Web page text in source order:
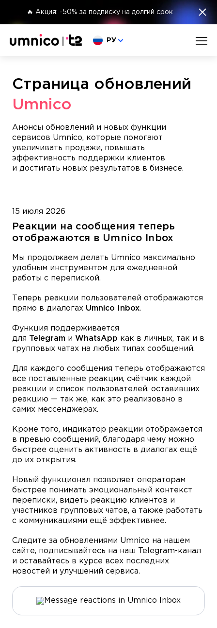
🔥 Акция: -50% за подписку на долгий срок ×
Выберите язык
РУ
Страница обновлений
Umnico
Анонсы обновлений и новых функции
сервисов Umnico, которые помогают
увеличивать продажи, повышать
эффективность поддержки клиентов
и достигать новых результатов в бизнесе.
15 июля 2026
Реакции на сообщения теперь
отображаются в Umnico Inbox
Мы продолжаем делать Umnico максимально
удобным инструментом для ежедневной
работы с перепиской.
Теперь реакции пользователей отображаются
прямо в диалогах Umnico Inbox.
Функция поддерживается
для
Telegram и WhatsApp как в личных, так и в
групповых чатах на любых типах сообщений.
Для каждого сообщения теперь отображаются
все поставленные реакции, счётчик каждой
реакции и список пользователей, оставивших
реакцию — так же, как это реализовано в
самих мессенджерах.
Кроме того, индикатор реакции отображается
в превью сообщений, благодаря чему можно
быстрее оценить активность в диалогах ещё
до их открытия.
Новый функционал позволяет операторам
быстрее понимать эмоциональный контекст
переписки, видеть реакцию клиентов и
участников групповых чатов, а также работать
с коммуникациями ещё эффективнее.
Следите за обновлениями Umnico на нашем
сайте, подписывайтесь на наш Telegram-канал
и оставайтесь в курсе всех последних
новостей и улучшений сервиса.